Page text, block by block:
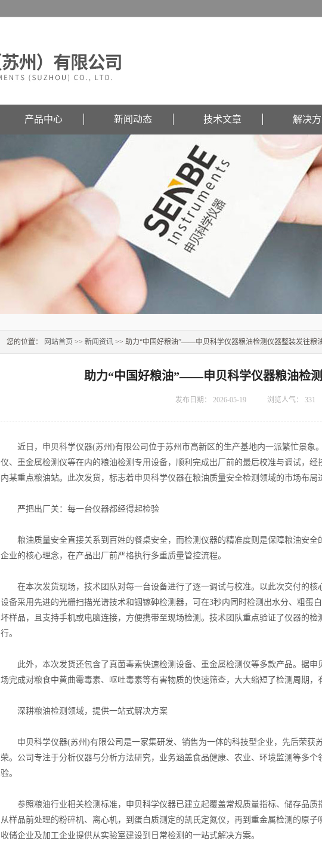
产品中心 新闻动态 技术文章 解决
您的位置： 网站首页 >> 新闻资讯 >> 助力“中国好粮油”——申贝科学仪器粮油检测仪器整装发往粮
助力“中国好粮油”——申贝科学仪器粮油检
发布日期： 2026-05-19 浏览人气： 331
近日，申贝科学仪器(苏州)有限公司位于苏州市高新区的生产基地内一派繁忙景象
仪、重金属检测仪等在内的粮油检测专用设备，顺利完成出厂前的最后校准与调试，
内某重点粮油站。此次发货，标志着申贝科学仪器在粮油质量安全检测领域的市场布局
严把出厂关：每一台仪器都经得起检验
粮油质量安全直接关系到百姓的餐桌安全，而检测仪器的精准度则是保障粮油安全
企业的核心理念，在产品出厂前严格执行多重质量管控流程。
在本次发货现场，技术团队对每一台设备进行了逐一调试与校准。以此次交付的核
设备采用先进的光栅扫描光谱技术和铟镓砷检测器，可在3秒内同时检测出水分、粗蛋
坏样品，且支持手机或电脑连接，方便携带至现场检测。技术团队重点验证了仪器的
行。
此外，本次发货还包含了真菌毒素快速检测设备、重金属检测仪等多款产品。据申
场完成对粮食中黄曲霉毒素、呕吐毒素等有害物质的快速筛查，大大缩短了检测周期，
深耕粮油检测领域，提供一站式解决方案
申贝科学仪器(苏州)有限公司是一家集研发、销售为一体的科技型企业，先后荣获
荣。公司专注于分析仪器与分析方法研究，业务涵盖食品健康、农业、环境监测等多
验。
参照粮油行业相关检测标准，申贝科学仪器已建立起覆盖常规质量指标、储存品质
从样品前处理的粉碎机、离心机，到蛋白质测定的凯氏定氮仪，再到重金属检测的原
收储企业及加工企业提供从实验室建设到日常检测的一站式解决方案。